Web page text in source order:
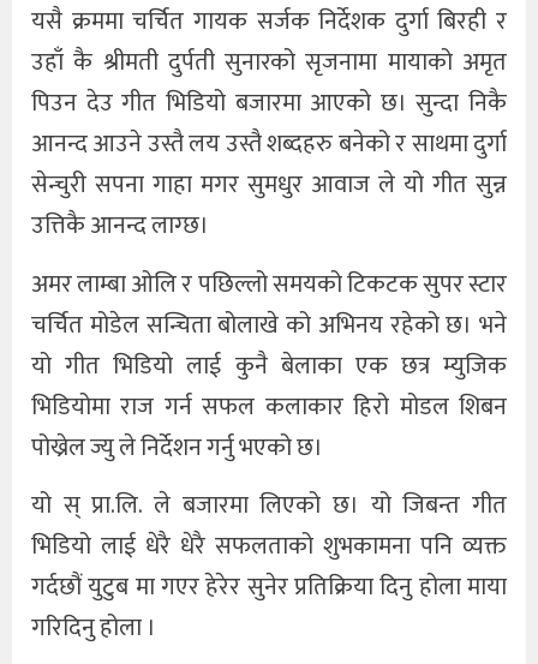
थप
यसै क्रममा चर्चित गायक सर्जक निर्देशक दुर्गा बिरही र
उहाँ कै श्रीमती दुर्पती सुनारको सृजनामा मायाको अमृत
पिउन देउ गीत भिडियो बजारमा आएको छ। सुन्दा निकै
आनन्द आउने उस्तै लय उस्तै शब्दहरु बनेको र साथमा दुर्गा
सेन्चुरी सपना गाहा मगर सुमधुर आवाज ले यो गीत सुन्न
उत्तिकै आनन्द लाग्छ।
अमर लाम्बा ओलि र पछिल्लो समयको टिकटक सुपर स्टार
चर्चित मोडेल सन्चिता बोलाखे को अभिनय रहेको छ। भने
यो गीत भिडियो लाई कुनै बेलाका एक छत्र म्युजिक
भिडियोमा राज गर्न सफल कलाकार हिरो मोडल शिबन
पोख्रेल ज्यु ले निर्देशन गर्नु भएको छ।
यो स् प्रा.लि. ले बजारमा लिएको छ। यो जिबन्त गीत
भिडियो लाई धेरै धेरै सफलताको शुभकामना पनि व्यक्त
गर्दछौं युटुब मा गएर हेरेर सुनेर प्रतिक्रिया दिनु होला माया
गरिदिनु होला ।